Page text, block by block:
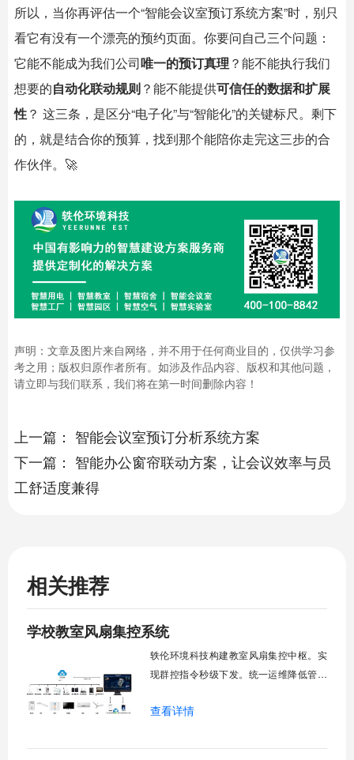
所以，当你再评估一个“智能会议室预订系统方案”时，别只
看它有没有一个漂亮的预约页面。你要问自己三个问题：
它能不能成为我们公司唯一的预订真理 ？能不能执行我们
想要的自动化联动规则？能不能提供可信任的数据和扩展
性？ 这三条，是区分“电子化”与“智能化”的关键标尺。剩下
的，就是结合你的预算，找到那个能陪你走完这三步的合
作伙伴。🚀
声明：文章及图片来自网络，并不用于任何商业目的，仅供学习参
考之用；版权归原作者所有。如涉及作品内容、版权和其他问题，
请立即与我们联系，我们将在第一时间删除内容！
上一篇： 智能会议室预订分析系统方案
下一篇： 智能办公窗帘联动方案，让会议效率与员
工舒适度兼得
相关推荐
学校教室风扇集控系统
轶伦环境科技构建教室风扇集控中枢。实
现群控指令秒级下发。统一运维降低管理
巡检盲区。保障教学环境温湿度适宜。数
块清单：远程集中控制。智能定时调度。
查看详情